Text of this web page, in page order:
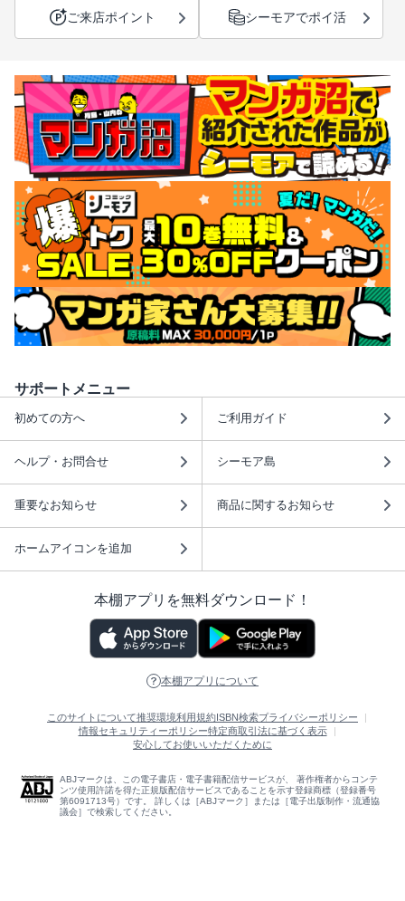
ご来店ポイント シーモアでポイ活
サポートメニュー
初めての方へ ご利用ガイド
ヘルプ・お問合せ シーモア島
重要なお知らせ 商品に関するお知らせ
ホームアイコンを追加
本棚アプリを無料ダウンロード！
本棚アプリについて
このサイトについて推奨環境利用規約 ISBN検索プライバシーポリシー
情報セキュリティーポリシー特定商取引法に基づく表示
安心してお使いいただくために
ABJマークは、この電子書店・電子書籍配信サービスが、 著作権者からコンテ
ンツ使用許諾を得た正規版配信サービスであることを示す登録商標（登録番号
第6091713号）です。 詳しくは［ABJマーク］または［電子出版制作・流通協
議会］で検索してください。